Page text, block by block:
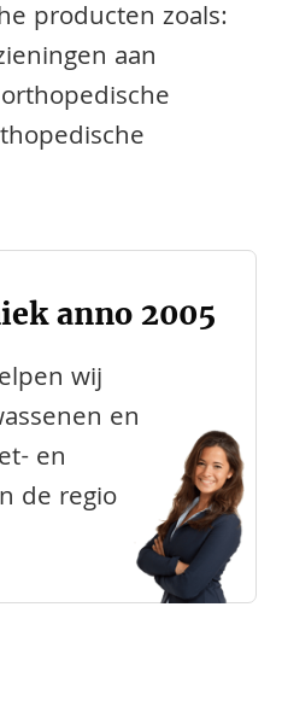
producten zoals:
aan
anno 2005
wij
en
en
de regio